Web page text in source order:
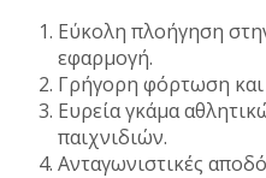
Εύκολη πλοήγηση
εφαρμογή.
Γρήγορη φόρτωση και
Ευρεία γκάμα
παιχνιδιών.
Ανταγωνιστικές